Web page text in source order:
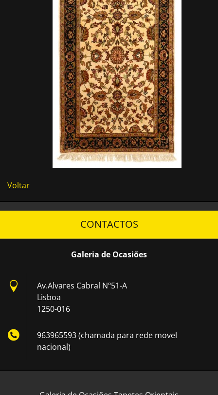
Voltar
CONTACTOS
Galeria de Ocasiões
Av.Alvares Cabral Nº51-A
Lisboa
1250-016
963965593 (chamada para rede movel
nacional)